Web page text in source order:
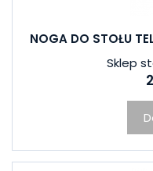
NOGA DO STOŁU
Sklep